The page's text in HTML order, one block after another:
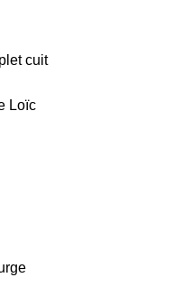
cuit
Loïc